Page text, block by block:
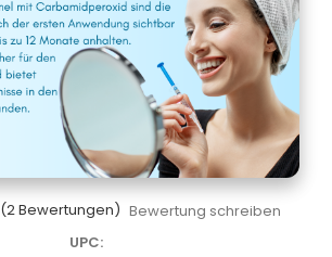
(2 Bewertungen) Bewertung schreiben
UPC: